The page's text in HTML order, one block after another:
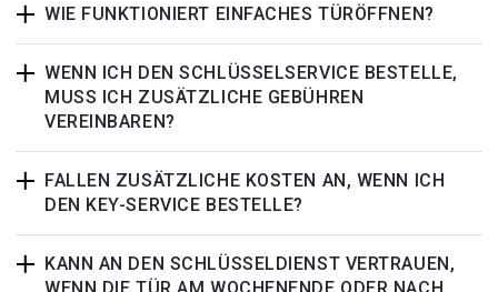
WIE FUNKTIONIERT EINFACHES TÜRÖFFNEN?
WENN ICH DEN SCHLÜSSELSERVICE BESTELLE,
MUSS ICH ZUSÄTZLICHE GEBÜHREN
VEREINBAREN?
FALLEN ZUSÄTZLICHE KOSTEN AN, WENN ICH
DEN KEY-SERVICE BESTELLE?
KANN AN DEN SCHLÜSSELDIENST VERTRAUEN,